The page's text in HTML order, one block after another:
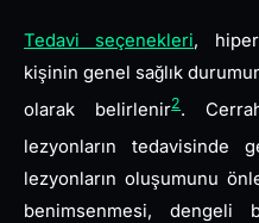
Tedavi seçenekleri,
kişinin genel sağlık
olarak belirlenir2.
lezyonların tedavisinde
lezyonların oluşumunu
benimsenmesi, dengeli